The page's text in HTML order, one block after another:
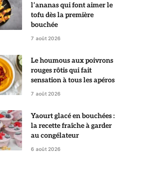
l’ananas qui font aimer le
tofu dès la première
bouchée
7 août 2026
Le houmous aux poivrons
rouges rôtis qui fait
sensation à tous les apéros
7 août 2026
Yaourt glacé en bouchées :
la recette fraîche à garder
au congélateur
6 août 2026